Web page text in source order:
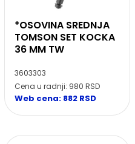
*OSOVINA SREDNJA
TOMSON SET KOCKA
36 MM TW
3603303
Cena u radnji: 980 RSD
Web cena: 882 RSD